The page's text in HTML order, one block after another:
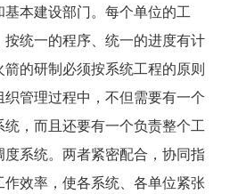
本建设部门。每个单位的工
统一的程序、统一的进度有计
的研制必须按系统工程的原则
管理过程中，不但需要有一个
，而且还要有一个负责整个工
系统。两者紧密配合，协同指
效率，使各系统、各单位紧张